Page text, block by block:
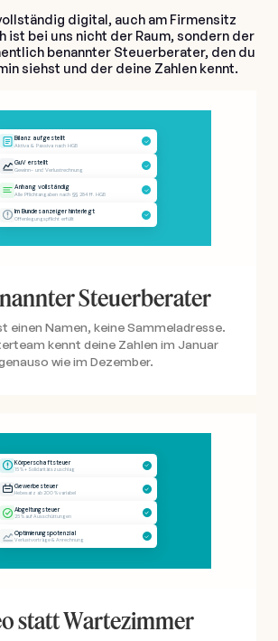
digital, auch am Firmensitz
ist bei uns nicht der Raum, sondern der
benannter Steuerberater, den du
siehst und der deine Zahlen kennt.
Steuerberater
einen Namen, keine Sammeladresse.
kennt deine Zahlen im Januar
wie im Dezember.
statt Wartezimmer